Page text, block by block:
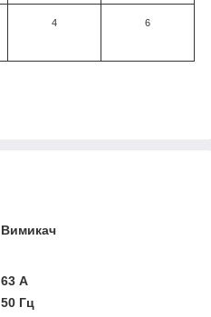
4 6
Вимикач
63 А
50 Гц